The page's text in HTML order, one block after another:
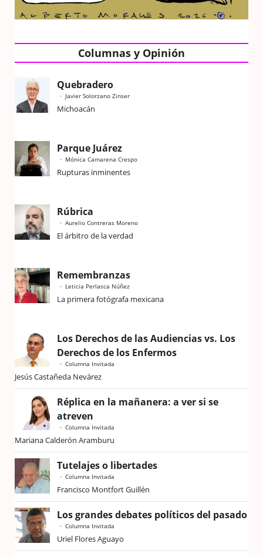
Columnas y Opinión
Quebradero
Javier Solorzano Zinser
Michoacán
Parque Juárez
Mónica Camarena Crespo
Rupturas inminentes
Rúbrica
Aurelio Contreras Moreno
El árbitro de la verdad
Remembranzas
Leticia Perlasca Núñez
La primera fotógrafa mexicana
Los Derechos de las Audiencias vs. Los
Derechos de los Enfermos
Columna Invitada
Jesús Castañeda Nevárez
Réplica en la mañanera: a ver si se
atreven
Columna Invitada
Mariana Calderón Aramburu
Tutelajes o libertades
Columna Invitada
Francisco Montfort Guillén
Los grandes debates políticos del pasado
Columna Invitada
Uriel Flores Aguayo